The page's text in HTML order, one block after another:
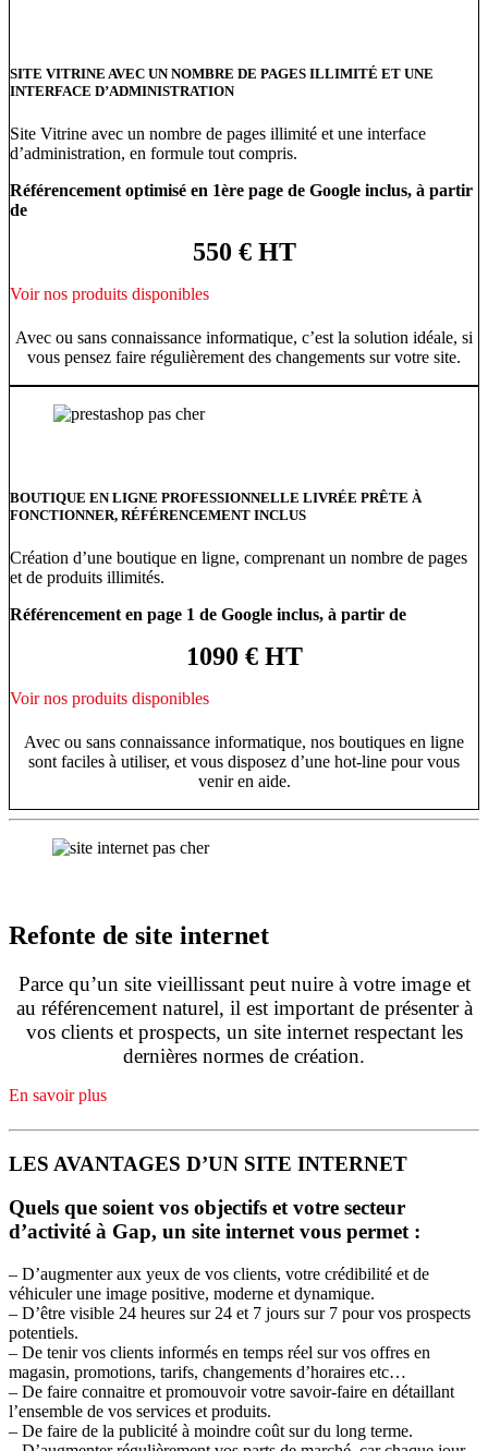
SITE VITRINE AVEC UN NOMBRE DE PAGES ILLIMITÉ ET UNE
INTERFACE D’ADMINISTRATION
Site Vitrine avec un nombre de pages illimité et une interface
d’administration, en formule tout compris.
Référencement optimisé en 1ère page de Google inclus, à partir
de
550 € HT
Voir nos produits disponibles
Avec ou sans connaissance informatique, c’est la solution idéale, si
vous pensez faire régulièrement des changements sur votre site.
BOUTIQUE EN LIGNE PROFESSIONNELLE LIVRÉE PRÊTE À
FONCTIONNER, RÉFÉRENCEMENT INCLUS
Création d’une boutique en ligne, comprenant un nombre de pages
et de produits illimités.
Référencement en page 1 de Google inclus, à partir de
1090 € HT
Voir nos produits disponibles
Avec ou sans connaissance informatique, nos boutiques en ligne
sont faciles à utiliser, et vous disposez d’une hot-line pour vous
venir en aide.
Refonte de site internet
Parce qu’un site vieillissant peut nuire à votre image et
au référencement naturel, il est important de présenter à
vos clients et prospects, un site internet respectant les
dernières normes de création.
En savoir plus
LES AVANTAGES D’UN SITE INTERNET
Quels que soient vos objectifs et votre secteur
d’activité à Gap, un site internet vous permet :
– D’augmenter aux yeux de vos clients, votre crédibilité et de
véhiculer une image positive, moderne et dynamique.
– D’être visible 24 heures sur 24 et 7 jours sur 7 pour vos prospects
potentiels.
– De tenir vos clients informés en temps réel sur vos offres en
magasin, promotions, tarifs, changements d’horaires etc…
– De faire connaitre et promouvoir votre savoir-faire en détaillant
l’ensemble de vos services et produits.
– De faire de la publicité à moindre coût sur du long terme.